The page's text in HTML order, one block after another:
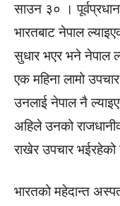
साउन ३० ।
भारतबाट नेपाल
सुधार भएर भने नेपाल
एक महिना लामो
उनलाई नेपाल नै
अहिले उनको
राखेर उपचार
भारतको महेदान्त